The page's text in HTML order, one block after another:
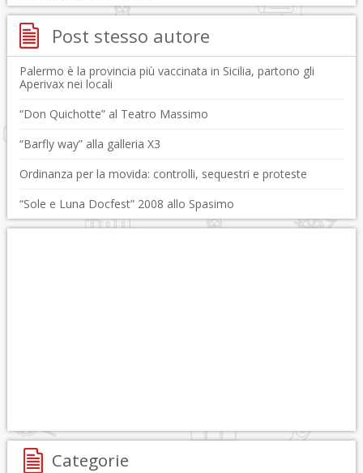
Post stesso autore
Palermo è la provincia più vaccinata in Sicilia, partono gli
Aperivax nei locali
“Don Quichotte” al Teatro Massimo
“Barfly way” alla galleria X3
Ordinanza per la movida: controlli, sequestri e proteste
“Sole e Luna Docfest” 2008 allo Spasimo
Categorie